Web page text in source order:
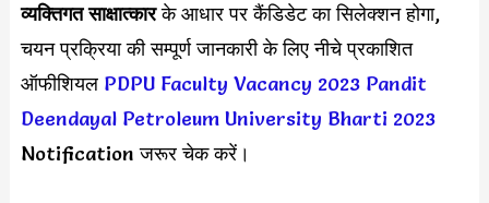
व्यक्तिगत साक्षात्कारके आधार पर कैंडिडेट का सिलेक्शन होगा,
चयन प्रक्रिया की सम्पूर्ण जानकारी के लिए नीचे प्रकाशित
ऑफीशियल PDPU Faculty Vacancy 2023Pandit
Deendayal Petroleum University Bharti 2023
Notification जरूर चेक करें।